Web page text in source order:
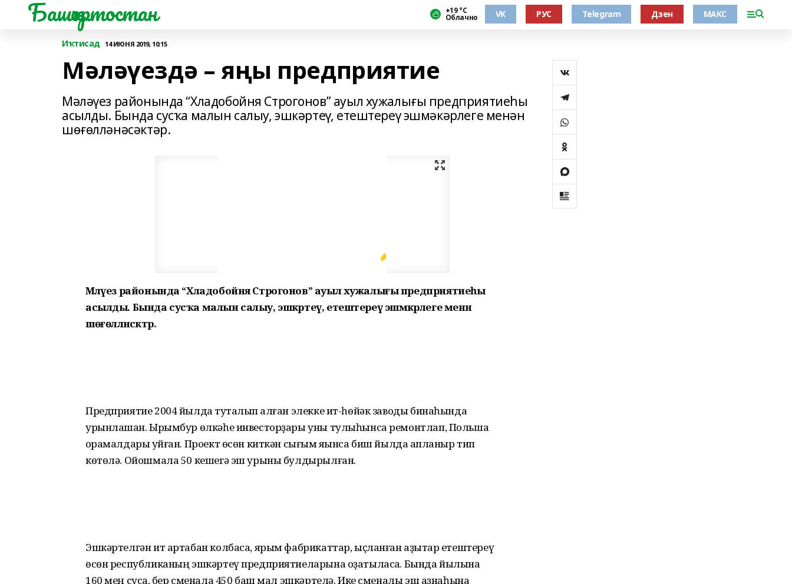
Башҡортостан +19 °С
Облачно VK РУС Telegram Дзен МАКС
Иҡтисад 14 ИЮНЯ 2019, 10:15
Мәләүездә – яңы предприятие
Мәләүез районында “Хладобойня Строгонов” ауыл хужалығы предприятиеһы
асылды. Бында сусҡа малын салыу, эшкәртеү, етештереү эшмәкәрлеге менән
шөғөлләнәсәктәр.
Мәләүез районында “Хладобойня Строгонов” ауыл хужалығы предприятиеһы
асылды. Бында сусҡа малын салыу, эшкәртеү, етештереү эшмәкәрлеге менән
шөғөлләнәсәктәр.
Предприятие 2004 йылда туҡталып ҡалған элекке ит-һөйәк заводы бинаһында
урынлашҡан. Ырымбур өлкәһе инвесторҙары уны тулыһынса ремонтлап, Польша
ҡорамалдары ҡуйған. Проект өсөн киткән сығым яҡынса биш йылда ҡапланыр тип
көтөлә. Ойошмала 50 кешегә эш урыны булдырылған.
Эшкәртелгән ит артабан колбаса, ярым фабрикаттар, ыҫланған аҙыҡтар етештереү
өсөн республиканың эшкәртеү предприятиеларына оҙатыласаҡ. Бында йылына
160 мең сусҡа, бер сменала 450 баш мал эшкәртелә. Ике сменалы эш аҙнаһына